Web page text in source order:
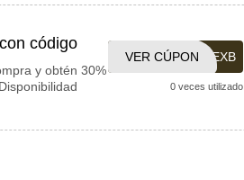
código
y obtén 30%
ALEXB
VER CÚPON
0 veces utilizado